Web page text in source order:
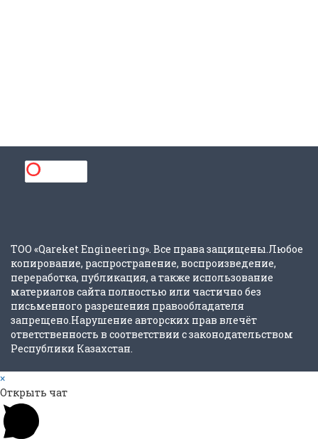
ТОО «Qareket Engineering». Все права защищены.Любое
копирование, распространение, воспроизведение,
переработка, публикация, а также использование
материалов сайта полностью или частично без
письменного разрешения правообладателя
запрещено.Нарушение авторских прав влечёт
ответственность в соответствии с законодательством
Республики Казахстан.
×
Открыть чат